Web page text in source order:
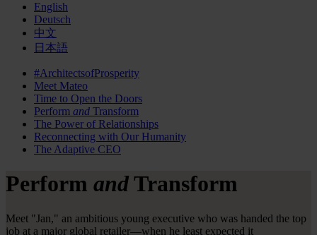
English
Deutsch
中文
日本語
#ArchitectsofProsperity
Meet Mateo
Time to Open the Doors
Perform and Transform
The Power of Relationships
Reconnecting with Our Humanity
The Adaptive CEO
Perform andTransform
Meet "Jan," an ambitious young executive who was handed the top
job at a major global retailer—when he least expected it